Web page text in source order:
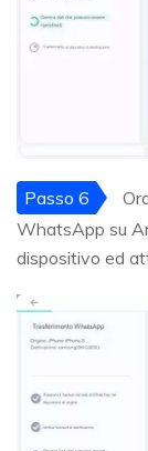
Passo 6
WhatsApp su
dispositivo ed